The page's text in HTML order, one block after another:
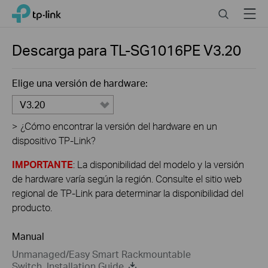
Click
navigation
TP-Link, Reliably Smart SearchMenu
Descarga paraTL-SG1016PEV3.20
Elige una versión de hardware:
V3.20
> ¿Cómo encontrar la versión del hardware en un
dispositivo TP-Link?
IMPORTANTE: La disponibilidad del modelo y la versión
de hardware varía según la región. Consulte el sitio web
regional de TP-Link para determinar la disponibilidad del
producto.
Manual
Unmanaged/Easy Smart Rackmountable